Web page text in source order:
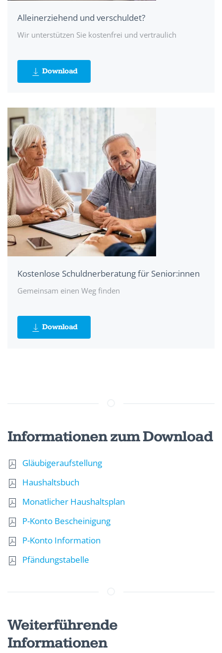
Alleinerziehend und verschuldet?
Wir unterstützen Sie kostenfrei und vertraulich
Download
Kostenlose Schuldner­beratung für Senior:innen
Gemeinsam einen Weg finden
Download
Informationen zum Download
Gläubigeraufstellung
Haushaltsbuch
Monatlicher Haushaltsplan
P-Konto Bescheinigung
P-Konto Information
Pfändungstabelle
Weiterführende
Informationen